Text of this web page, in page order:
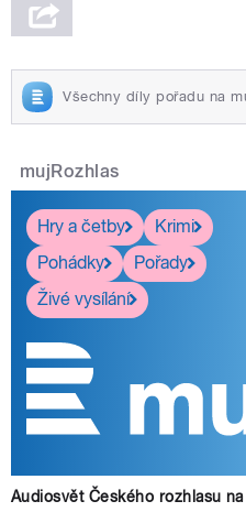
Všechny díly pořadu na
mujRozhlas
Hry a četby
Krimi
Pohádky
Pořady
Živé vysílání
Audiosvět Českého rozhlasu